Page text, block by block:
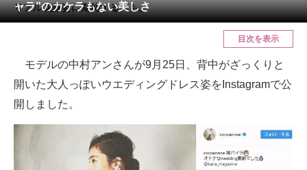
メディア
スマホと通信の最新トレンド
進化するPCとデバイスの未来
好きが集まる 比べて選べる
ャラ”のカケラもない美しさ
リアル花嫁姿に期待する声も。
目次を表示
モデルの中村アンさんが9月25日、背中がざっくりと
開いた大人っぽいウエディングドレス姿をInstagramで公
開しました。